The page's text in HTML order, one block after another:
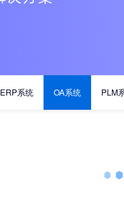
ERP系统 OA系统 PLM